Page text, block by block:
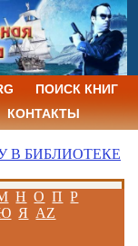
ПОИСК КНИГ
КОНТАКТЫ
В БИБЛИОТЕКЕ
Н О П Р
Я AZ